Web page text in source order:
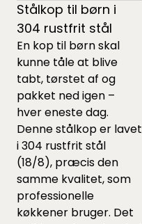
Stålkop til børn i
304 rustfrit stål
En kop til børn skal
kunne tåle at blive
tabt, tørstet af og
pakket ned igen –
hver eneste dag.
Denne stålkop er lavet
i 304 rustfrit stål
(18/8), præcis den
samme kvalitet, som
professionelle
køkkener bruger. Det